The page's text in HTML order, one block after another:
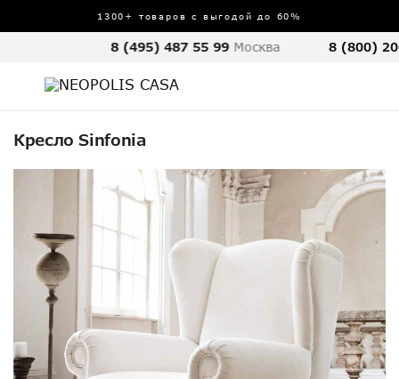
1300+ товаров с выгодой до 60%
8 (495) 487 55 99 Москва 8 (800)
Кресло Sinfonia